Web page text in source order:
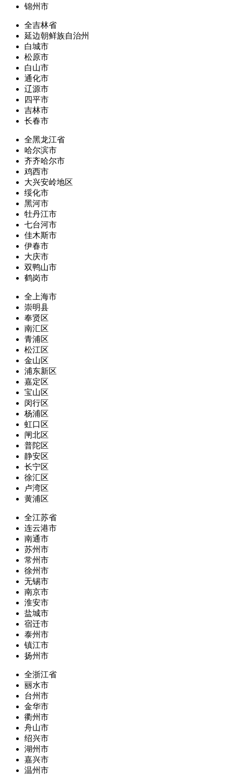
锦州市
全吉林省
延边朝鲜族自治州
白城市
松原市
白山市
通化市
辽源市
四平市
吉林市
长春市
全黑龙江省
哈尔滨市
齐齐哈尔市
鸡西市
大兴安岭地区
绥化市
黑河市
牡丹江市
七台河市
佳木斯市
伊春市
大庆市
双鸭山市
鹤岗市
全上海市
崇明县
奉贤区
南汇区
青浦区
松江区
金山区
浦东新区
嘉定区
宝山区
闵行区
杨浦区
虹口区
闸北区
普陀区
静安区
长宁区
徐汇区
卢湾区
黄浦区
全江苏省
连云港市
南通市
苏州市
常州市
徐州市
无锡市
南京市
淮安市
盐城市
宿迁市
泰州市
镇江市
扬州市
全浙江省
丽水市
台州市
金华市
衢州市
舟山市
绍兴市
湖州市
嘉兴市
温州市